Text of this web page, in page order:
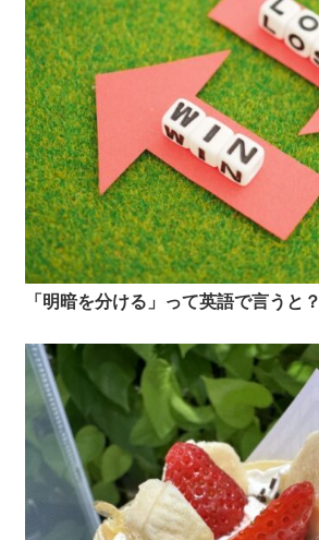
「明暗を分ける」って英語で言うと？